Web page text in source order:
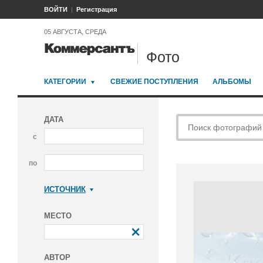
ВОЙТИ Регистрация
05 АВГУСТА, СРЕДА
Фото
КАТЕГОРИИ СВЕЖИЕ ПОСТУПЛЕНИЯ АЛЬБОМЫ
ДАТА
с
по
ИСТОЧНИК
МЕСТО
АВТОР